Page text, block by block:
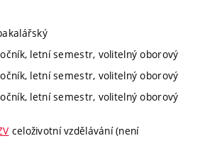
letní semestr, volitelný oborový
letní semestr, volitelný oborový
letní semestr, volitelný oborový
celoživotní vzdělávání (není